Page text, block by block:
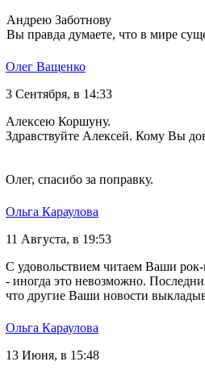
Андрею Заботнову
Вы правда думаете, что в мире
Олег Ващенко
3 Сентября, в 14:33
Алексею Коршуну.
Здравствуйте Алексей. Кому Вы
Олег, спасибо за поправку.
Ольга Караулова
11 Августа, в 19:53
С удовольствием читаем Ваши
- иногда это невозможно.
что другие Ваши новости
Ольга Караулова
13 Июня, в 15:48